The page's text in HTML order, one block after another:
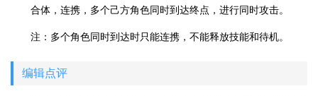
合体，连携，多个己方角色同时到达终点，进行同时攻击。
注：多个角色同时到达时只能连携，不能释放技能和待机。
编辑点评